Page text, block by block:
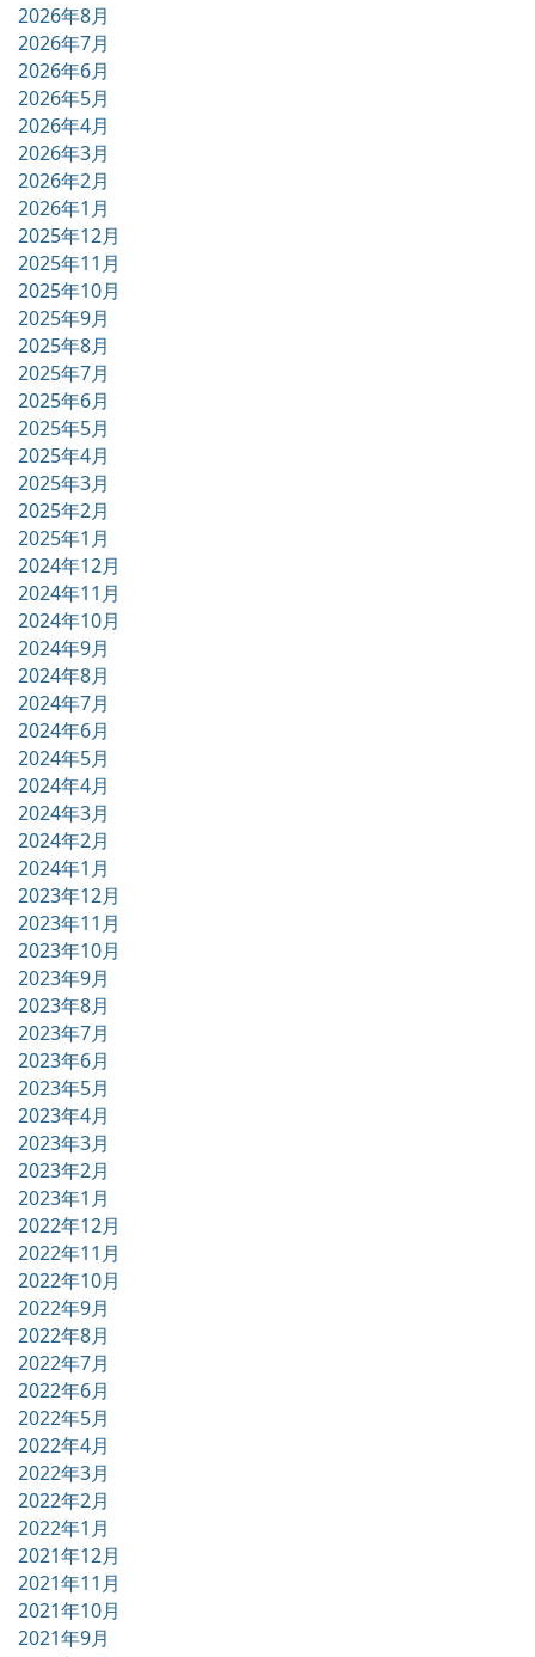
2026年8月
2026年7月
2026年6月
2026年5月
2026年4月
2026年3月
2026年2月
2026年1月
2025年12月
2025年11月
2025年10月
2025年9月
2025年8月
2025年7月
2025年6月
2025年5月
2025年4月
2025年3月
2025年2月
2025年1月
2024年12月
2024年11月
2024年10月
2024年9月
2024年8月
2024年7月
2024年6月
2024年5月
2024年4月
2024年3月
2024年2月
2024年1月
2023年12月
2023年11月
2023年10月
2023年9月
2023年8月
2023年7月
2023年6月
2023年5月
2023年4月
2023年3月
2023年2月
2023年1月
2022年12月
2022年11月
2022年10月
2022年9月
2022年8月
2022年7月
2022年6月
2022年5月
2022年4月
2022年3月
2022年2月
2022年1月
2021年12月
2021年11月
2021年10月
2021年9月